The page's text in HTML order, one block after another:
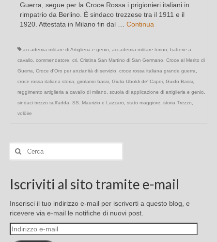
Guerra, segue per la Croce Rossa i prigionieri italiani in
rimpatrio da Berlino. È sindaco trezzese tra il 1911 e il
1920. Attestata in Milano fin dal … Continua
accademia militare di Artiglieria e genio accademia militare torino
batterie a
cavallo
commendatore cri Cristina San Martino di San Germano
Croce al Merito di
Guerra
Croce d'Oro per anzianità di servizio croce rossa italiana grande guerra
croce rossa italiana storia
girolamo bassi Giulia Uboldi de' Capei Guido Bassi
reggimento artiglieria a cavallo di milano
scuola di applicazione di artiglieria e genio
sindaci trezzo sull’adda
SS. Maurizio e Lazzaro stato maggiore storia Trezzo
volòire
Cerca:
Iscriviti al sito tramite e-mail
Inserisci il tuo indirizzo e-mail per iscriverti a questo blog, e
ricevere via e-mail le notifiche di nuovi post.
Indirizzo
e-